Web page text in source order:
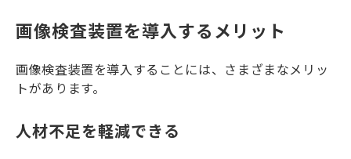
画像検査装置を導入するメリット
画像検査装置を導入することには、さまざまなメリッ
トがあります。
人材不足を軽減できる